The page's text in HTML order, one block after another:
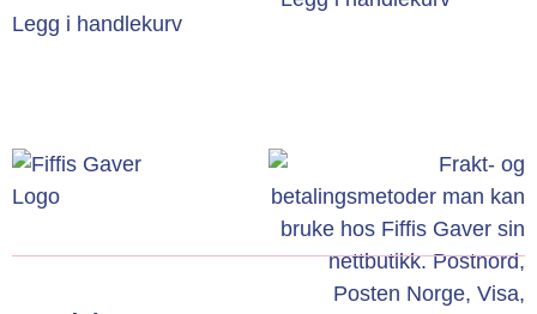
Legg i handlekurv